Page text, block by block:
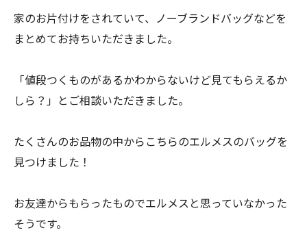
家のお片付けをされていて、ノーブランドバッグなどを
まとめてお持ちいただきました。
「値段つくものがあるかわからないけど見てもらえるか
しら？」とご相談いただきました。
たくさんのお品物の中からこちらのエルメスのバッグを
見つけました！
お友達からもらったものでエルメスと思っていなかった
そうです。